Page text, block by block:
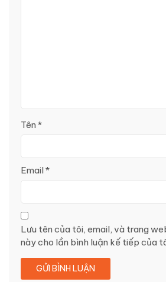
Tên *
Email*
Lưu tên của tôi, email, và trang
này cho lần bình luận kế tiếp của